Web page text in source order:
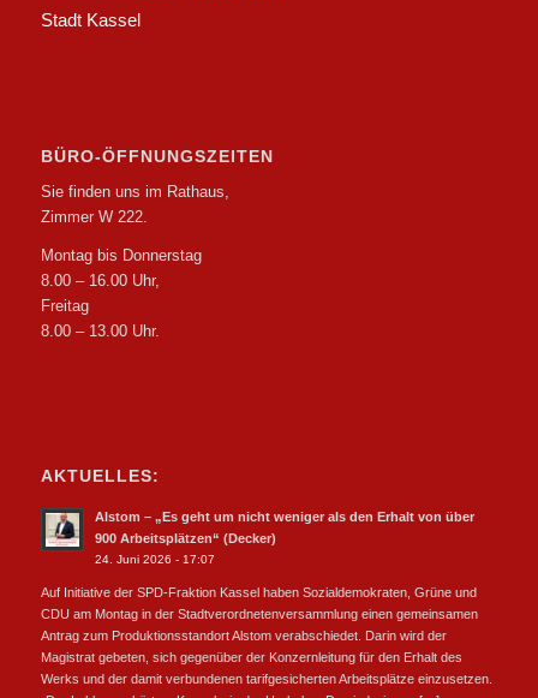
Stadt Kassel
BÜRO-ÖFFNUNGSZEITEN
Sie finden uns im Rathaus,
Zimmer W 222.
Montag bis Donnerstag
8.00 – 16.00 Uhr,
Freitag
8.00 – 13.00 Uhr.
AKTUELLES:
Alstom – „Es geht um nicht weniger als den Erhalt von über
900 Arbeitsplätzen“ (Decker)
24. Juni 2026 - 17:07
Auf Initiative der SPD-Fraktion Kassel haben Sozialdemokraten, Grüne und
CDU am Montag in der Stadtverordnetenversammlung einen gemeinsamen
Antrag zum Produktionsstandort Alstom verabschiedet. Darin wird der
Magistrat gebeten, sich gegenüber der Konzernleitung für den Erhalt des
Werks und der damit verbundenen tarifgesicherten Arbeitsplätze einzusetzen.